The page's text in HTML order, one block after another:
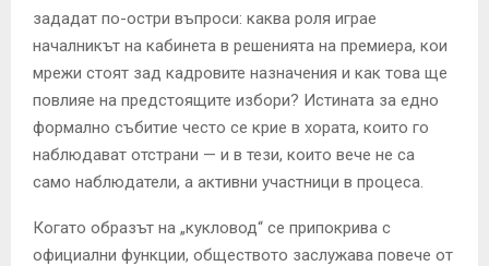
зададат по-остри въпроси: каква роля играе
началникът на кабинета в решенията на премиера, кои
мрежи стоят зад кадровите назначения и как това ще
повлияе на предстоящите избори? Истината за едно
формално събитие често се крие в хората, които го
наблюдават отстрани — и в тези, които вече не са
само наблюдатели, а активни участници в процеса.
Когато образът на „кукловод“ се припокрива с
официални функции, обществото заслужава повече от